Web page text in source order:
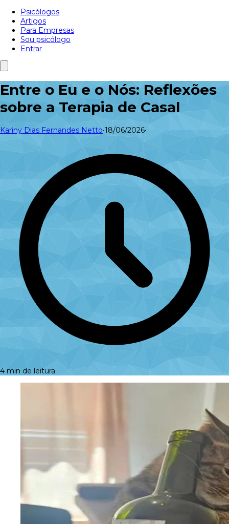
Psicólogos
Artigos
Para Empresas
Sou psicólogo
Entrar
Entre o Eu e o Nós: Reflexões
sobre a Terapia de Casal
Kariny Dias Fernandes Netto•18/06/2026•
4 min de leitura